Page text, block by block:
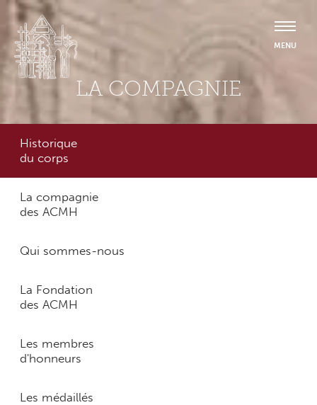
LA COMPAGNIE
Historique
du corps
La compagnie
des ACMH
Qui sommes-nous
La Fondation
des ACMH
Les membres
d'honneurs
Les médaillés